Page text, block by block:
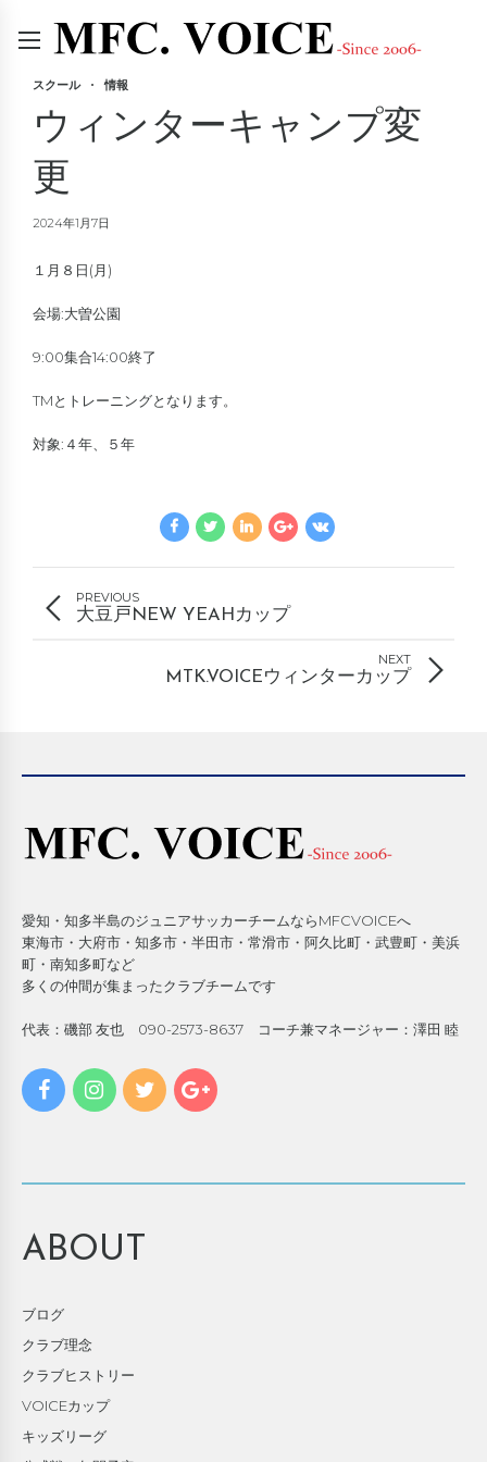
スクール 情報
ウィンターキャンプ変
更
2024年1月7日
１月８日(月)
会場:大曽公園
9:00集合14:00終了
TMとトレーニングとなります。
対象:４年、５年
PREVIOUS
大豆戸NEW YEAHカップ
NEXT
MTK.VOICEウィンターカップ
愛知・知多半島のジュニアサッカーチームならMFCVOICEへ
東海市・大府市・知多市・半田市・常滑市・阿久比町・武豊町・美浜
町・南知多町など
多くの仲間が集まったクラブチームです
代表：磯部 友也 090-2573-8637 コーチ兼マネージャー：澤田 睦
ABOUT
ブログ
クラブ理念
クラブヒストリー
VOICEカップ
キッズリーグ